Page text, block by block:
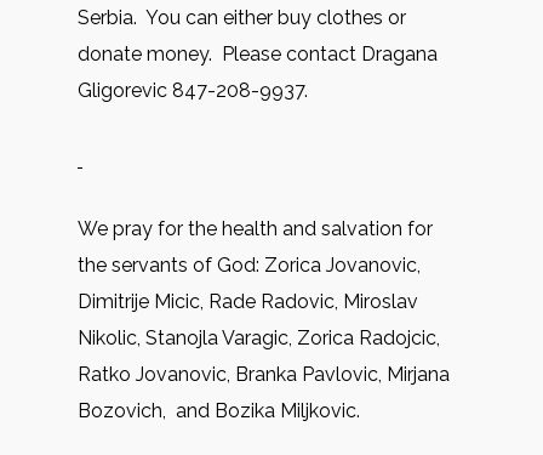
Serbia. You can either buy clothes or
donate money. Please contact Dragana
Gligorevic 847-208-9937.
We pray for the health and salvation for
the servants of God: Zorica Jovanovic,
Dimitrije Micic, Rade Radovic, Miroslav
Nikolic, Stanojla Varagic, Zorica Radojcic,
Ratko Jovanovic, Branka Pavlovic, Mirjana
Bozovich, and Bozika Miljkovic.